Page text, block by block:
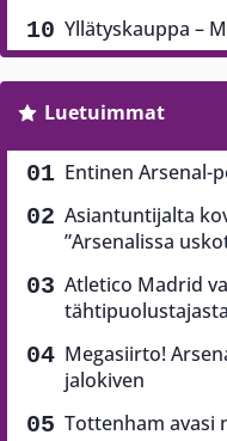
Yllätyskauppa –
Luetuimmat
Entinen Arsenal-
Asiantuntijalta
”Arsenalissa
Atletico Madrid
tähtipuolustajasta
Megasiirto!
jalokiven
Tottenham avasi